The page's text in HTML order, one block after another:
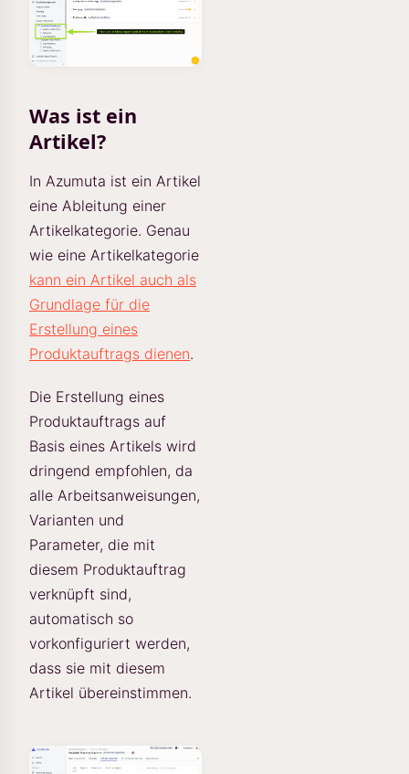
Was ist ein
Artikel?
In Azumuta ist ein Artikel
eine Ableitung einer
Artikelkategorie. Genau
wie eine Artikelkategorie
kann ein Artikel auch als
Grundlage für die
Erstellung eines
Produktauftrags dienen.
Die Erstellung eines
Produktauftrags auf
Basis eines Artikels wird
dringend empfohlen, da
alle Arbeitsanweisungen,
Varianten und
Parameter, die mit
diesem Produktauftrag
verknüpft sind,
automatisch so
vorkonfiguriert werden,
dass sie mit diesem
Artikel übereinstimmen.